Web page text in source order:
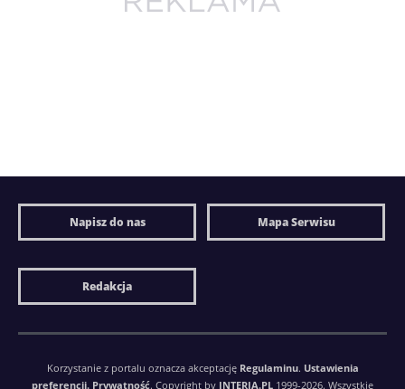
Napisz do nas Mapa Serwisu
Redakcja
Korzystanie z portalu oznacza akceptację Regulaminu. Ustawienia
preferencji. Prywatność. Copyright by INTERIA.PL 1999-2026. Wszystkie